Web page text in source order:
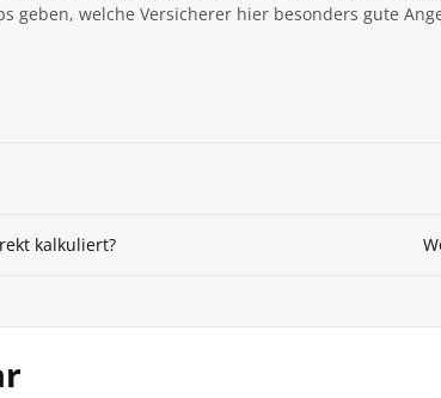
welche Versicherer hier besonders gute
kalkuliert?